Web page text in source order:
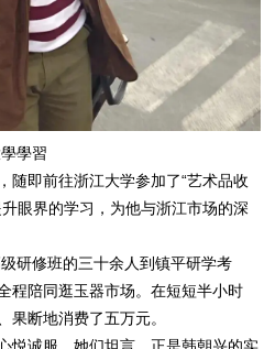
學習
随即前往浙江大学参加了“艺术品收
眼界的学习，为他与浙江市场的深
研修班的三十余人到镇平研学考
程陪同逛玉器市场。在短短半小时
果断地消费了五万元。